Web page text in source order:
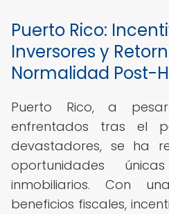
Puerto Rico:
Inversores y
Normalidad Post-
Puerto Rico, a
enfrentados tras el
devastadores, se ha
oportunidades
inmobiliarios. Con
beneficios fiscales,